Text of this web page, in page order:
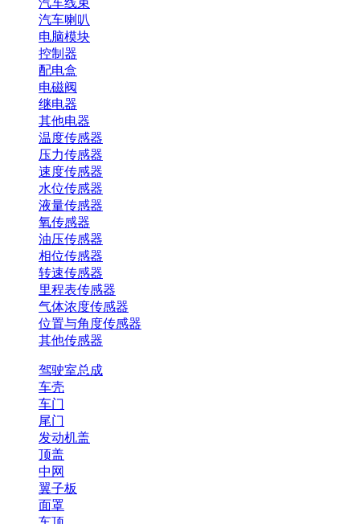
汽车线束
汽车喇叭
电脑模块
控制器
配电盒
电磁阀
继电器
其他电器
温度传感器
压力传感器
速度传感器
水位传感器
液量传感器
氧传感器
油压传感器
相位传感器
转速传感器
里程表传感器
气体浓度传感器
位置与角度传感器
其他传感器
驾驶室总成
车壳
车门
尾门
发动机盖
顶盖
中网
翼子板
面罩